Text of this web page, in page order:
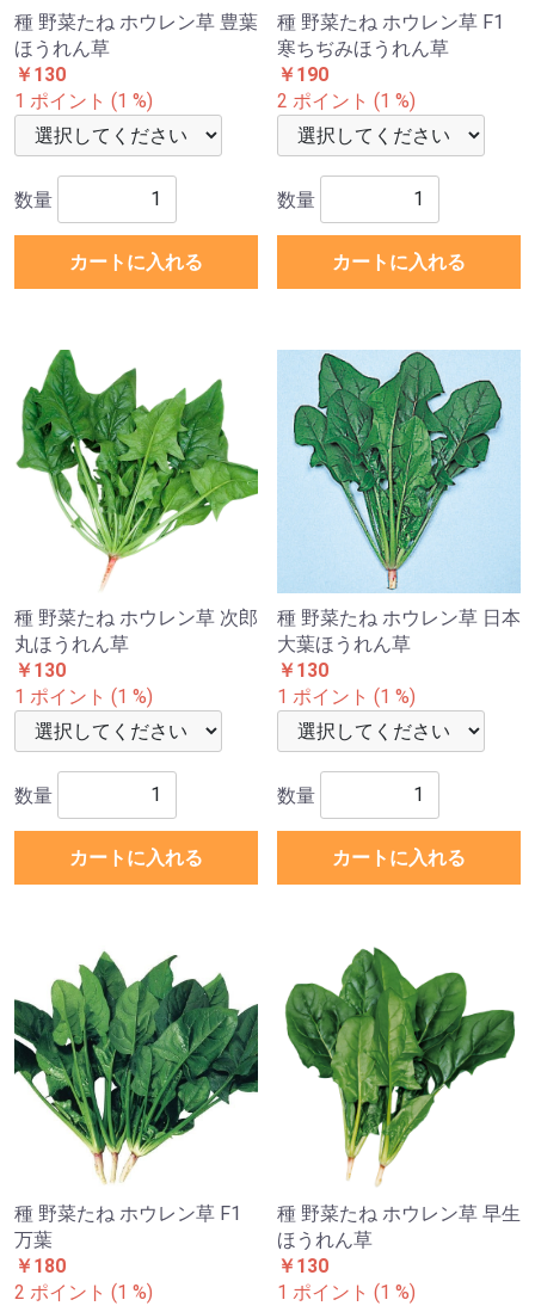
種 野菜たね ホウレン草 豊葉
ほうれん草
￥130
1 ポイント (1 %)
数量
カートに入れる
種 野菜たね ホウレン草 F1
寒ちぢみほうれん草
￥190
2 ポイント (1 %)
数量
カートに入れる
種 野菜たね ホウレン草 次郎
丸ほうれん草
￥130
1 ポイント (1 %)
数量
カートに入れる
種 野菜たね ホウレン草 日本
大葉ほうれん草
￥130
1 ポイント (1 %)
数量
カートに入れる
種 野菜たね ホウレン草 F1
万葉
￥180
2 ポイント (1 %)
種 野菜たね ホウレン草 早生
ほうれん草
￥130
1 ポイント (1 %)